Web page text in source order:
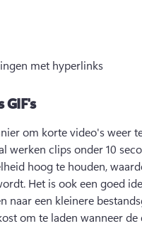
met hyperlinks
GIF's
om korte video's weer
werken clips onder 10
hoog te houden,
Het is ook een goed
naar een kleinere
om te laden wanneer